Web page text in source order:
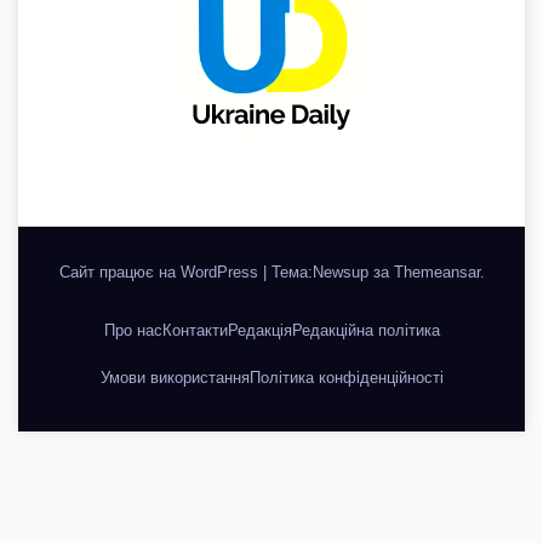
Сайт працює на WordPress Тема:Newsup за Themeansar.
Про нас КонтактиРедакціяРедакційна політика
Умови використанняПолітика конфіденційності